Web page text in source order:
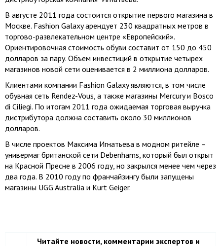
В августе 2011 года состоится открытие первого магазина в
Москве. Fashion Galaxy арендует 230 квадратных метров в
торгово-развлекательном центре «Европейский».
Ориентировочная стоимость обуви составит от 150 до 450
долларов за пару. Объем инвестиций в открытие четырех
магазинов новой сети оценивается в 2 миллиона долларов.
Клиентами компании Fashion Galaxy являются, в том числе
обувная сеть Rendez-Vous, а также магазины Mercury и Bosco
di Ciliegi. По итогам 2011 года ожидаемая торговая выручка
дистрибутора должна составить около 30 миллионов
долларов.
В числе проектов Максима Игнатьева в модном ритейле –
универмаг британской сети Debenhams, который был открыт
на Красной Пресне в 2006 году, но закрылся менее чем через
два года. В 2010 году по франчайзингу были запущены
магазины UGG Australia и Kurt Geiger.
Читайте новости, комментарии экспертов и